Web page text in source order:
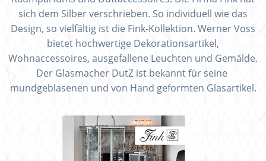
sich dem Silber verschrieben. So individuell wie das
Design, so vielfältig ist die Fink-Kollektion. Werner Voss
bietet hochwertige Dekorationsartikel,
Wohnaccessoires, ausgefallene Leuchten und Gemälde.
Der Glasmacher DutZ ist bekannt für seine
mundgeblasenen und von Hand geformten Glasartikel.